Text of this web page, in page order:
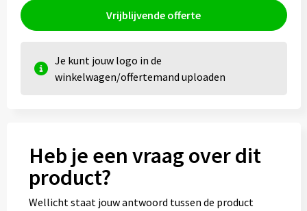
Vrijblijvende offerte
Je kunt jouw logo in de
winkelwagen/offertemand uploaden
Heb je een vraag over dit
product?
Wellicht staat jouw antwoord tussen de product